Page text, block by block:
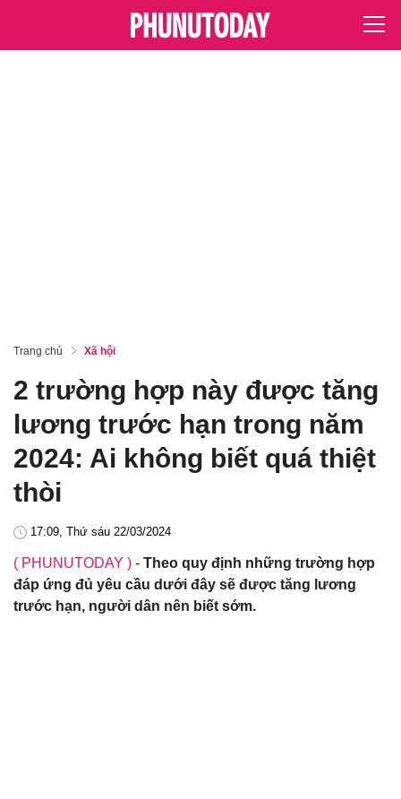
Trang chủ Xã hội
2 trường hợp này được tăng
lương trước hạn trong năm
2024: Ai không biết quá thiệt
thòi
17:09, Thứ sáu 22/03/2024
( PHUNUTODAY ) - Theo quy định những trường hợp
đáp ứng đủ yêu cầu dưới đây sẽ được tăng lương
trước hạn, người dân nên biết sớm.